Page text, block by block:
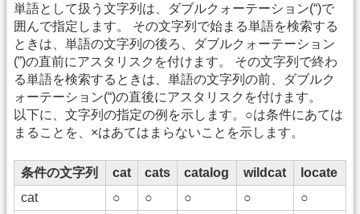
単語として扱う文字列は、ダブルクォーテーション(“)で
囲んで指定します。 その文字列で始まる単語を検索する
ときは、単語の文字列の後ろ、ダブルクォーテーション
(”)の直前にアスタリスクを付けます。 その文字列で終わ
る単語を検索するときは、単語の文字列の前、ダブルク
ォーテーション(“)の直後にアスタリスクを付けます。
以下に、文字列の指定の例を示します。○は条件にあては
まることを、×はあてはまらないことを示します。
条件の文字列 cat cats catalog wildcat
locate
cat
○ ○ ○ ○
○